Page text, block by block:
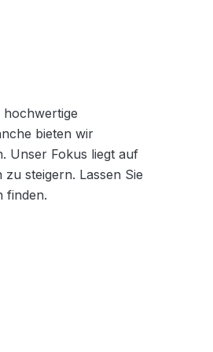
bieten wir
Unser Fokus liegt auf
steigern. Lassen Sie
finden.